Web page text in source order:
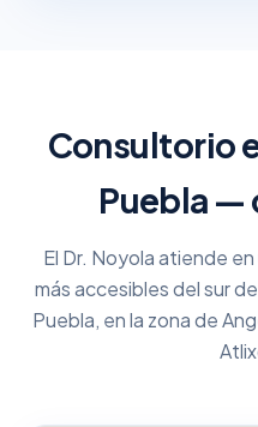
Consultorio
Puebla —
El Dr. Noyola atiende
más accesibles del sur
Puebla, en la zona de